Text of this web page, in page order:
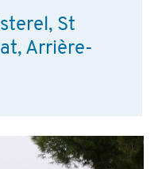
St
Arrière-